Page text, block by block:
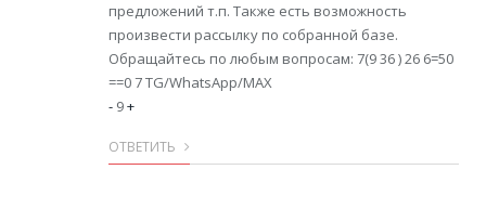
предложений т.п. Также есть возможность
произвести рассылку по собранной базе.
Обращайтесь по любым вопросам: 7(9 36 ) 26 6=50
==0 7 TG/WhatsApp/MAX
- 9+
ОТВЕТИТЬ